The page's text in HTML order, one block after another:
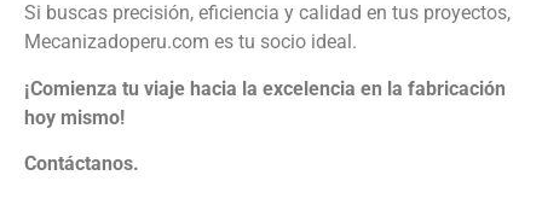
Si buscas precisión, eficiencia y calidad en tus proyectos,
Mecanizadoperu.com es tu socio ideal.
¡Comienza tu viaje hacia la excelencia en la fabricación
hoy mismo!
Contáctanos.